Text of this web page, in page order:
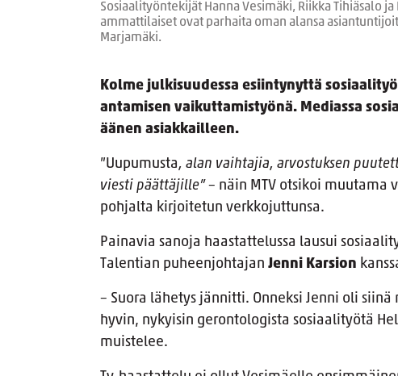
Sosiaalityöntekijät Hanna Vesimäki, Riikka Tihiäsalo
ammattilaiset ovat parhaita oman alansa
Marjamäki.
Kolme julkisuudessa esiintynyttä
antamisen vaikuttamistyönä. Mediassa
äänen asiakkailleen.
”Uupumusta, alan vaihtajia, arvostuksen
viesti päättäjille” – näin MTV otsikoi muutama
pohjalta kirjoitetun verkkojuttunsa.
Painavia sanoja haastattelussa lausui
Talentian puheenjohtajan Jenni Karsion
– Suora lähetys jännitti. Onneksi Jenni oli
hyvin, nykyisin gerontologista sosiaalityötä
muistelee.